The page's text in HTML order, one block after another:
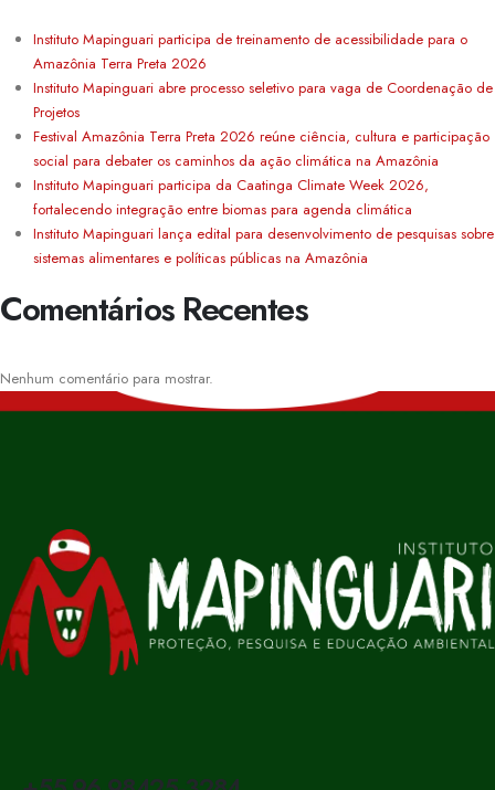
Instituto Mapinguari participa de treinamento de acessibilidade para o
Amazônia Terra Preta 2026
Instituto Mapinguari abre processo seletivo para vaga de Coordenação de
Projetos
Festival Amazônia Terra Preta 2026 reúne ciência, cultura e participação
social para debater os caminhos da ação climática na Amazônia
Instituto Mapinguari participa da Caatinga Climate Week 2026,
fortalecendo integração entre biomas para agenda climática
Instituto Mapinguari lança edital para desenvolvimento de pesquisas sobre
sistemas alimentares e políticas públicas na Amazônia
Comentários Recentes
Nenhum comentário para mostrar.